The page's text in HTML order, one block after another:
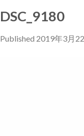
DSC_9180
Published 2019年3月